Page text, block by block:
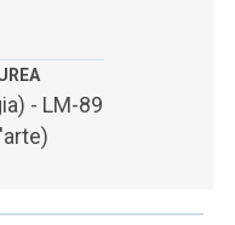
- LM-89